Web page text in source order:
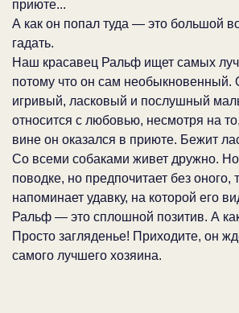
приюте...
А как он попал туда — это большой
гадать.
Наш красавец Ральф ищет самых
потому что он сам необыкновенный.
игривый, ласковый и послушный
относится с любовью, несмотря на
вине он оказался в приюте. Бежит
Со всеми собаками живет дружно.
поводке, но предпочитает без оного,
напоминает удавку, на которой его
Ральф — это сплошной позитив. А
Просто загляденье! Приходите, он
самого лучшего хозяина.